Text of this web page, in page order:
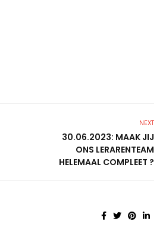
NEXT
30.06.2023: MAAK JIJ
ONS LERARENTEAM
HELEMAAL COMPLEET ?